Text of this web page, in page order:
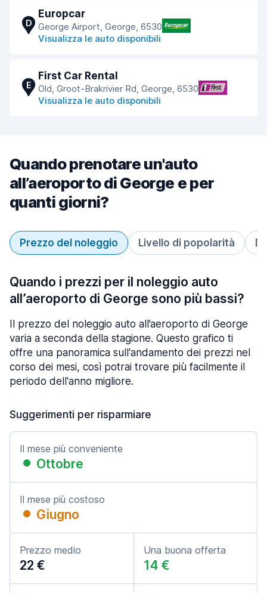
D
Europcar
George Airport, George, 6530
Visualizza le auto disponibili
E
First Car Rental
Old, Groot-Brakrivier Rd, George, 6530
Visualizza le auto disponibili
Quando prenotare un'auto
all’aeroporto di George e per
quanti giorni?
Prezzo del noleggio Livello di popolarità
Quando i prezzi per il noleggio auto
all’aeroporto di George sono più bassi?
Il prezzo del noleggio auto all’aeroporto di George
varia a seconda della stagione. Questo grafico ti
offre una panoramica sull'andamento dei prezzi nel
corso dei mesi, così potrai trovare più facilmente il
periodo dell'anno migliore.
Suggerimenti per risparmiare
Il mese più conveniente
Ottobre
Il mese più costoso
Giugno
Prezzo medio
22 €
Una buona offerta
14 €